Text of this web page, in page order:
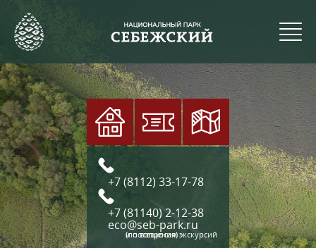
+7 (8112) 33-17-78
+7 (81140) 2-12-38
eco@seb-park.ru
(по вопросам экскурсий и посещения)